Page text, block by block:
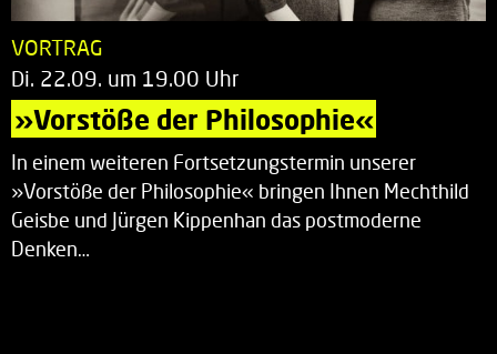
VORTRAG
Di. 22.09. um 19.00 Uhr
»Vorstöße der Philosophie«
In einem weiteren Fortsetzungstermin unserer
»Vorstöße der Philosophie« bringen Ihnen Mechthild
Geisbe und Jürgen Kippenhan das postmoderne
Denken…